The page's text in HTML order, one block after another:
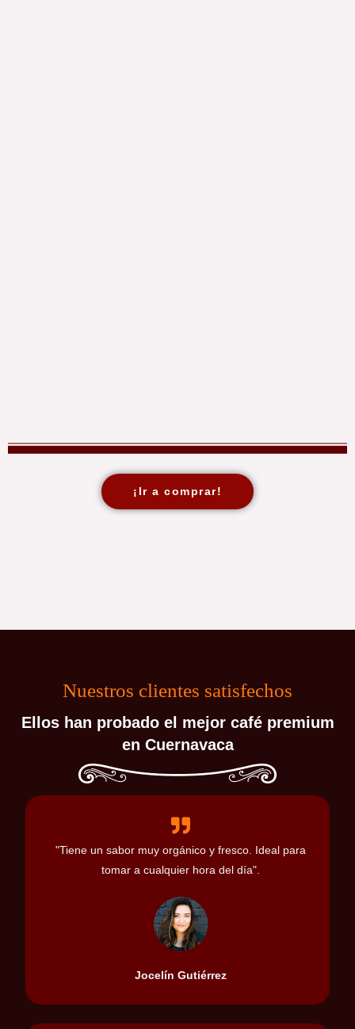
¡Ir a comprar!
Nuestros clientes satisfechos
Ellos han probado el mejor café premium
en Cuernavaca
"Tiene un sabor muy orgánico y fresco. Ideal para
tomar a cualquier hora del día".
Jocelín Gutiérrez